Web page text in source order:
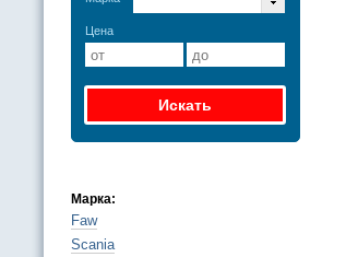
Цена
Марка:
Faw
Scania